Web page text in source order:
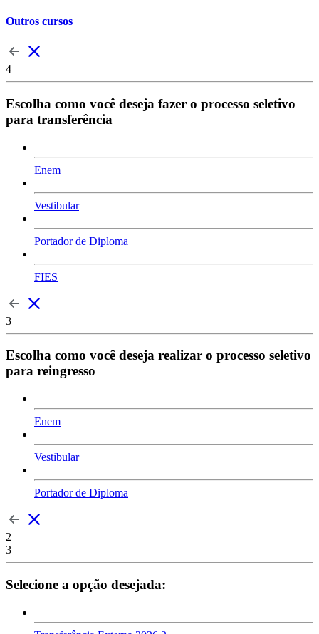
Outros cursos
4
Escolha como você deseja fazer o processo seletivo
para transferência
Enem
Vestibular
Portador de Diploma
FIES
3
Escolha como você deseja realizar o processo seletivo
para reingresso
Enem
Vestibular
Portador de Diploma
2
3
Selecione a opção desejada: